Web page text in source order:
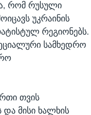
რომ რუსული
უკრაინის
რეგიონებს.
სამხედრო
თვის
და მისი ხალხის